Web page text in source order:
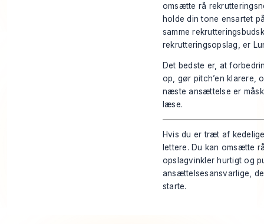
omsætte rå
holde din tone ensartet
samme
rekrutteringsopslag, er
Det bedste er, at
op, gør pitch’en klarere,
næste ansættelse er
læse.
Hvis du er træt af
lettere. Du kan omsætte
opslagvinkler hurtigt og
ansættelsesansvarlige,
starte.